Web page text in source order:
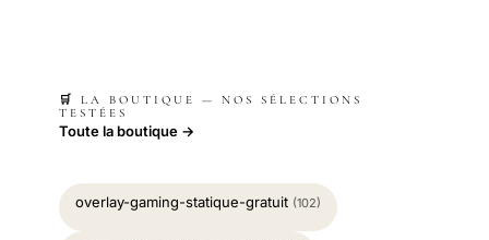
🛒 LA BOUTIQUE — NOS SÉLECTIONS
TESTÉES
Toute la boutique →
overlay-gaming-statique-gratuit (102)